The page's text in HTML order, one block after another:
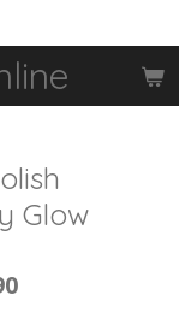
Glow